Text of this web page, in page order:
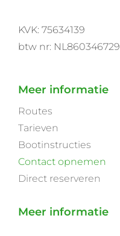
KVK: 75634139
btw nr:
Meer informatie
Routes
Tarieven
Bootinstructies
Contact opnemen
Direct reserveren
Meer informatie